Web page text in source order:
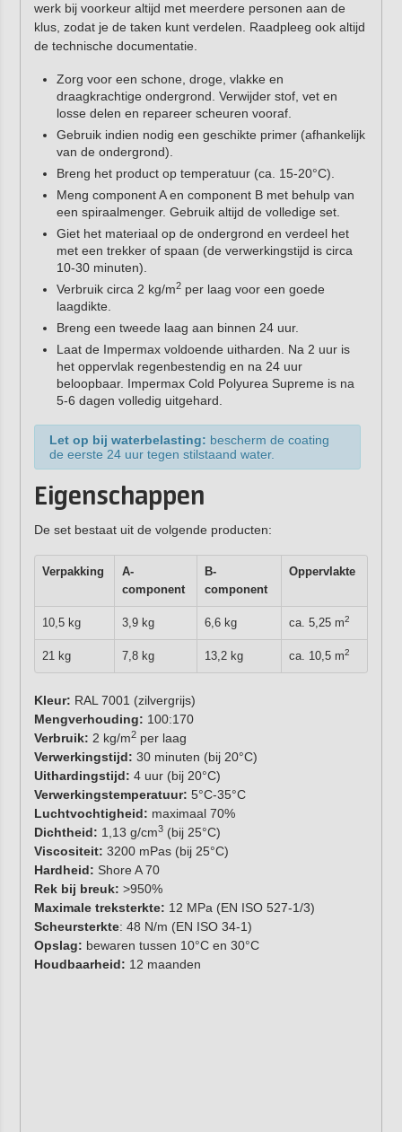
werk bij voorkeur altijd met meerdere personen aan de
klus, zodat je de taken kunt verdelen. Raadpleeg ook altijd
de technische documentatie.
Zorg voor een schone, droge, vlakke en
draagkrachtige ondergrond. Verwijder stof, vet en
losse delen en repareer scheuren vooraf.
Gebruik indien nodig een geschikte primer (afhankelijk
van de ondergrond).
Breng het product op temperatuur (ca. 15-20°C).
Meng component A en component B met behulp van
een spiraalmenger. Gebruik altijd de volledige set.
Giet het materiaal op de ondergrond en verdeel het
met een trekker of spaan (de verwerkingstijd is circa
10-30 minuten).
Verbruik circa 2 kg/m2per laag voor een goede
laagdikte.
Breng een tweede laag aan binnen 24 uur.
Laat de Impermax voldoende uitharden. Na 2 uur is
het oppervlak regenbestendig en na 24 uur
beloopbaar. Impermax Cold Polyurea Supreme is na
5-6 dagen volledig uitgehard.
Let op bij waterbelasting: bescherm de coating
de eerste 24 uur tegen stilstaand water.
Eigenschappen
De set bestaat uit de volgende producten:
Verpakking
A-
component
B-
component
Oppervlakte
10,5 kg 3,9 kg 6,6 kg ca. 5,25 m2
21 kg 7,8 kg 13,2 kg ca. 10,5 m2
Kleur: RAL 7001 (zilvergrijs)
Mengverhouding: 100:170
Verbruik: 2 kg/m2per laag
Verwerkingstijd: 30 minuten (bij 20°C)
Uithardingstijd: 4 uur (bij 20°C)
Verwerkingstemperatuur: 5°C-35°C
Luchtvochtigheid: maximaal 70%
Dichtheid: 1,13 g/cm3(bij 25°C)
Viscositeit: 3200 mPas (bij 25°C)
Hardheid: Shore A 70
Rek bij breuk: >950%
Maximale treksterkte: 12 MPa (EN ISO 527-1/3)
Scheursterkte: 48 N/m (EN ISO 34-1)
Opslag: bewaren tussen 10°C en 30°C
Houdbaarheid: 12 maanden